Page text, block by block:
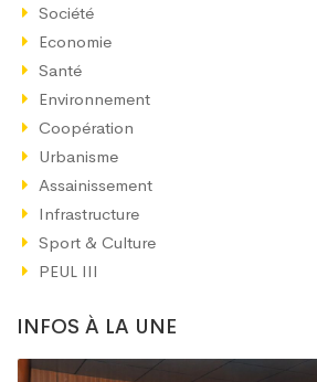
Société
Economie
Santé
Environnement
Coopération
Urbanisme
Assainissement
Infrastructure
Sport & Culture
PEUL III
INFOS À LA UNE